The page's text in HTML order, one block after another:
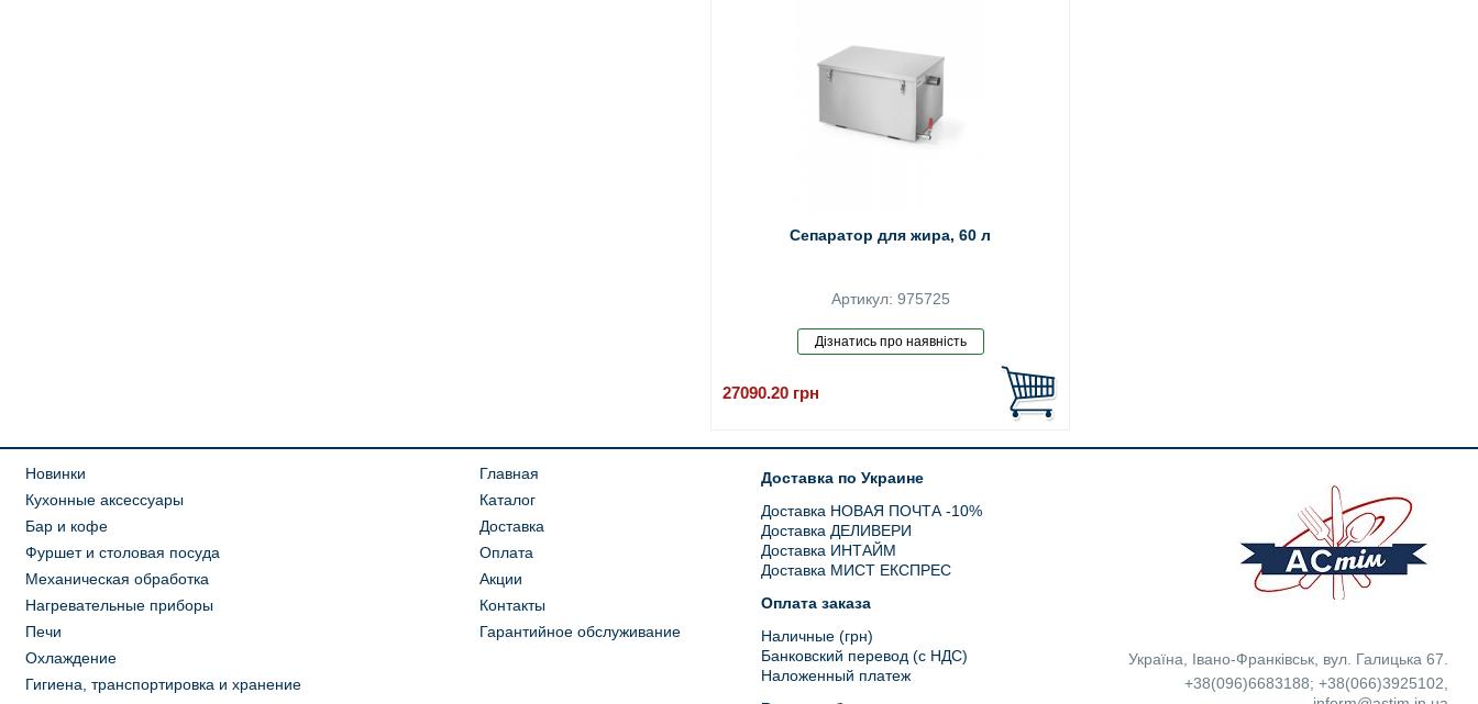
Сепаратор для жира, 60 л
Артикул: 975725
27090.20 грн
Новинки
Кухонные аксессуары
Бар и кофе
Фуршет и столовая посуда
Механическая обработка
Нагревательные приборы
Печи
Охлаждение
Гигиена, транспортировка и хранение
Главная
Каталог
Доставка
Оплата
Акции
Контакты
Гарантийное обслуживание
Доставка по Украине
Доставка НОВАЯ ПОЧТА -10%
Доставка ДЕЛИВЕРИ
Доставка ИНТАЙМ
Доставка МИСТ ЕКСПРЕС
Оплата заказа
Наличные (грн)
Банковский перевод (с НДС)
Наложенный платеж
Україна Івано-Франківськ, вул. Галицька 67.
+38(096)6683188; +38(066)3925102